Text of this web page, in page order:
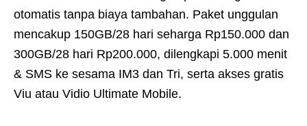
otomatis tanpa biaya tambahan. Paket unggulan
mencakup 150GB/28 hari seharga Rp150.000 dan
300GB/28 hari Rp200.000, dilengkapi 5.000 menit
& SMS ke sesama IM3 dan Tri, serta akses gratis
Viu atau Vidio Ultimate Mobile.